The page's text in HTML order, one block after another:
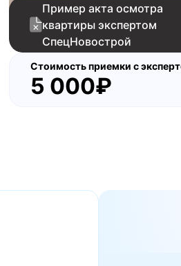
Пример акта осмотра
квартиры экспертом
СпецНовострой
Стоимость приемки с экспертом
5 000₽